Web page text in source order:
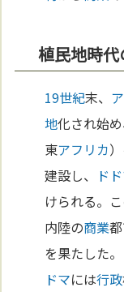
植民地時
19世紀末、
地化され始め
東アフリカ
建設し、 ド
けられる。
内陸の商業
を果たした。
ドマには行政